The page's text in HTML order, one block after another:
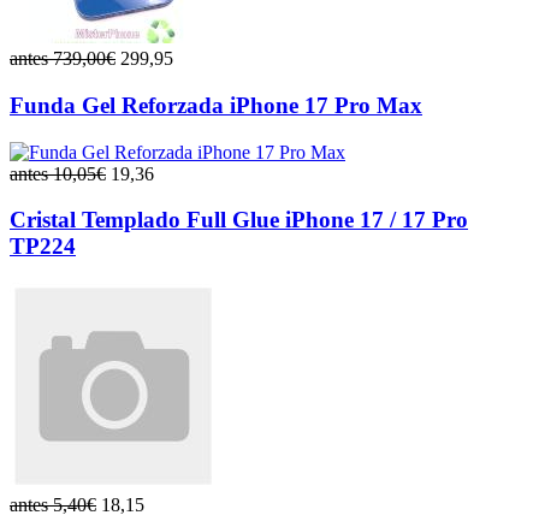
antes 739,00€ 299,95
Funda Gel Reforzada iPhone 17 Pro Max
antes 10,05€ 19,36
Cristal Templado Full Glue iPhone 17 / 17 Pro
TP224
antes 5,40€ 18,15